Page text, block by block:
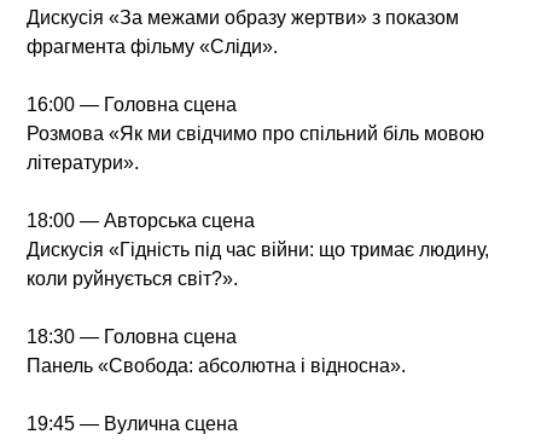
Дискусія «За межами образу жертви» з показом
фрагмента фільму «Сліди».
16:00 — Головна сцена
Розмова «Як ми свідчимо про спільний біль мовою
літератури».
18:00 — Авторська сцена
Дискусія «Гідність під час війни: що тримає людину,
коли руйнується світ?».
18:30 — Головна сцена
Панель «Свобода: абсолютна і відносна».
19:45 — Вулична сцена